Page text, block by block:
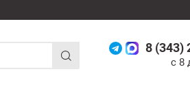
8 (343)
с 8